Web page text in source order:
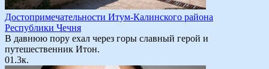
Достопримечательности Итум-Калинского района
Республики Чечня
В давнюю пору ехал через горы славный герой и
путешественник Итон.
01.3к.